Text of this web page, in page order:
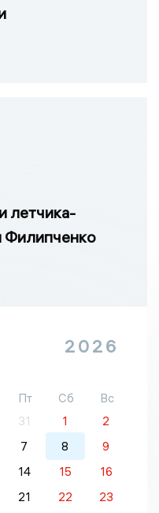
летчика-
Филипченко
2026
Пт Сб
Вс
31 1
2
7 8
9
14 15
16
21 22
23